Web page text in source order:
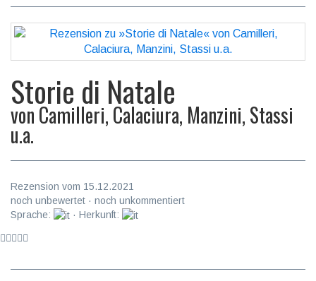
Storie di Natale
vonCamilleri, Calaciura, Manzini, Stassi
u.a.
Rezension vom 15.12.2021
noch unbewertet · noch unkommentiert
Sprache:
· Herkunft: